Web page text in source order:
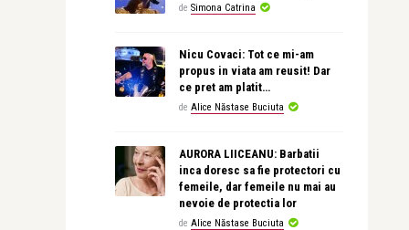
de Simona Catrina
Nicu Covaci: Tot ce mi-am
propus in viata am reusit! Dar
ce pret am platit…
de Alice Năstase Buciuta
AURORA LIICEANU: Barbatii
inca doresc sa fie protectori cu
femeile, dar femeile nu mai au
nevoie de protectia lor
de Alice Năstase Buciuta